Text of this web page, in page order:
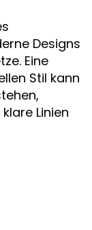
Designs
Eine
Stil kann
Linien